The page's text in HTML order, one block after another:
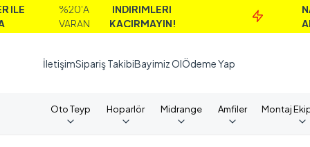
%20'A
İNDİRİMLERİ
KAÇIRMAYIN!
NAKİT
İletişimSipariş TakibiBayimiz OlÖdeme Yap
Oto Teyp Hoparlör Midrange Amfiler Montaj